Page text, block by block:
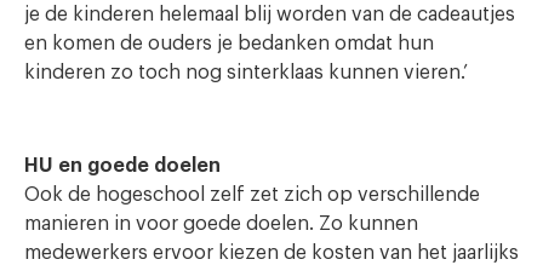
je de kinderen helemaal blij worden van de cadeautjes
en komen de ouders je bedanken omdat hun
kinderen zo toch nog sinterklaas kunnen vieren.’
HU en goede doelen
Ook de hogeschool zelf zet zich op verschillende
manieren in voor goede doelen. Zo kunnen
medewerkers ervoor kiezen de kosten van het jaarlijks